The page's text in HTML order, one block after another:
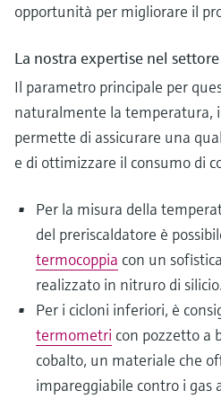
opportunità per migliorare il
La nostra expertise nel settore
Il parametro principale per
naturalmente la temperatura,
permette di assicurare una
e di ottimizzare il consumo di
Per la misura della
del preriscaldatore è
termocoppia con un
realizzato in nitruro di silicio.
Per i cicloni inferiori, è
termometri con pozzetto a
cobalto, un materiale che
impareggiabile contro i gas